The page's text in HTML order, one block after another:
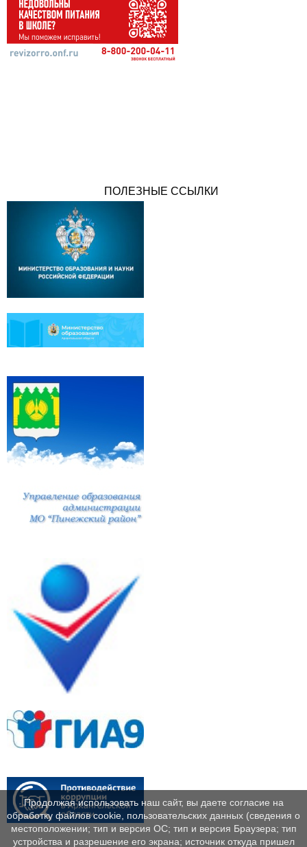
ПОЛЕЗНЫЕ ССЫЛКИ
Продолжая использовать наш сайт, вы даете согласие на
обработку файлов cookie, пользовательских данных (сведения о
местоположении; тип и версия ОС; тип и версия Браузера; тип
устройства и разрешение его экрана; источник откуда пришел